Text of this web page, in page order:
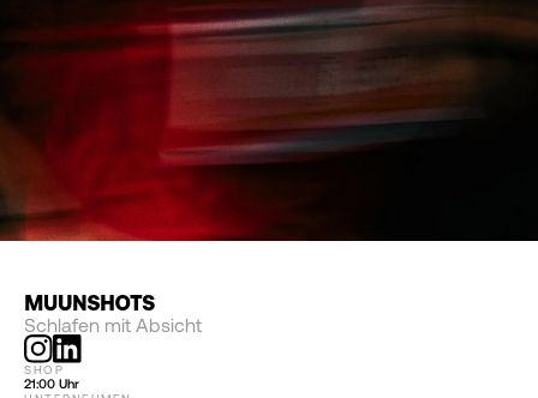
Schlafen mit Absicht
SHOP
21:00 Uhr